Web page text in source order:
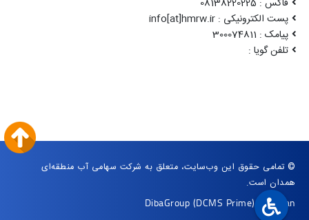
فاکس : 08138220225
پست الکترونیکی : info[at]hmrw.ir
پیامک : 300074811
تلفن گویا :
© تمامی حقوق این وب‌سایت، متعلق به شرکت سهامی آب منطقه‌ای
همدان است.
DibaGroup (DCMS Prime)|Arvan